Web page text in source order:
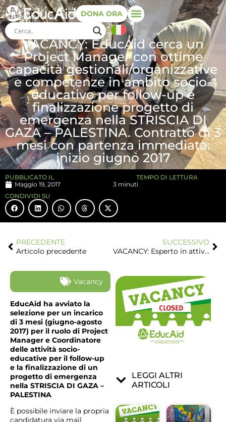
DONA ORA
VACANCY: EducAid cerca un
Project Manager con ottime
capacità gestionali/organizzative
e competenze in ambito socio-
educativo per follow-up e
finalizzazione progetto di
emergenza nella STRISCIA DI
GAZA – PALESTINA. Contratto di 3
mesi con partenza immediata:
inizio giugno 2017
PUBBLICATO IL
Maggio 19, 2017
TEMPO DI LETTURA
3 minuti
CONDIVIDI SU
PRECEDENTE
Articolo precedente
SUCCESSIVO
VACANCY: Esperto in attività educative per coordinamento attività progetto di Emergenza in West Bank (Area C, H2 e campi profughi UNRWA)
Vacancy
EducAid ha avviato la
selezione per un incarico
di 3 mesi (giugno-agosto
2017) per il ruolo di Project
Manager e Coordinatore
delle attività socio-
educative per il follow-up
e la finalizzazione di un
progetto di emergenza
nella STRISCIA DI GAZA –
PALESTINA
È possibile inviare la propria
candidatura via mail
LEGGI ALTRI
ARTICOLI